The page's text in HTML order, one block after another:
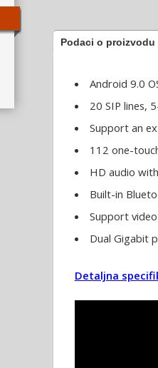
Podaci o proizvodu
Android 9.0
20 SIP lines,
Support an
112 one-
HD audio
Built-in
Support
Dual Gigabit
Detaljna